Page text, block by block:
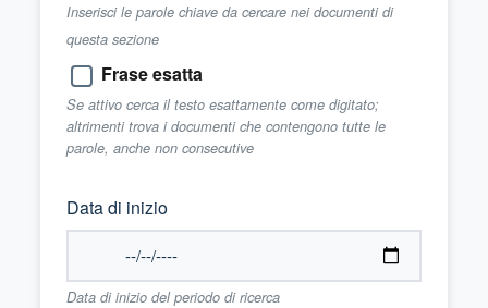
Inserisci le parole chiave da cercare nei documenti di
questa sezione
Frase esatta
Se attivo cerca il testo esattamente come digitato;
altrimenti trova i documenti che contengono tutte le
parole, anche non consecutive
Data di inizio
Data di inizio del periodo di ricerca